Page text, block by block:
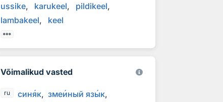
ussike karukeel
pildikeel
lambakeel
keel
Võimalikud vasted
ru синяк змеиный язык